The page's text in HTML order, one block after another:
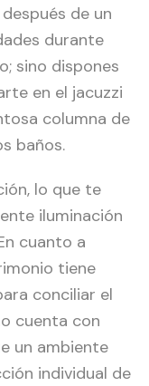
de un
durante
sino dispones
en el jacuzzi
columna de
baños.
lo que te
iluminación
cuanto a
tiene
conciliar el
cuenta con
un ambiente
individual de